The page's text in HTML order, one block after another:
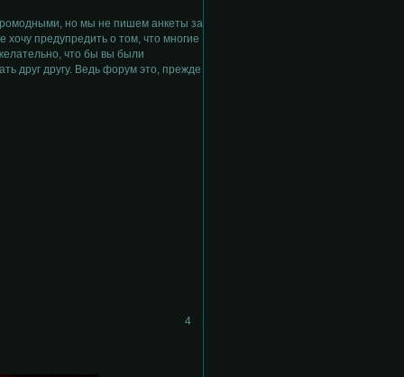
но мы не пишем анкеты за
предупредить о том, что многие
что бы вы были
друг другу. Ведь форум это, прежде
4